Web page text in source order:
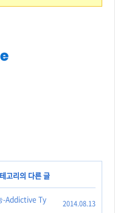
고리의 다른 글
-Addictive Ty
2014.08.13